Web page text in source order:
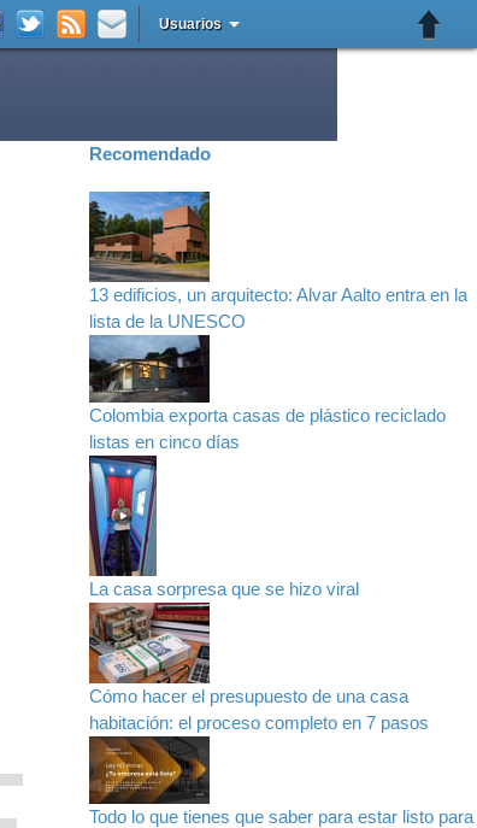
Usuarios
Recomendado
13 edificios, un arquitecto: Alvar Aalto entra en la
lista de la UNESCO
Colombia exporta casas de plástico reciclado
listas en cinco días
La casa sorpresa que se hizo viral
Cómo hacer el presupuesto de una casa
habitación: el proceso completo en 7 pasos
Todo lo que tienes que saber para estar listo para